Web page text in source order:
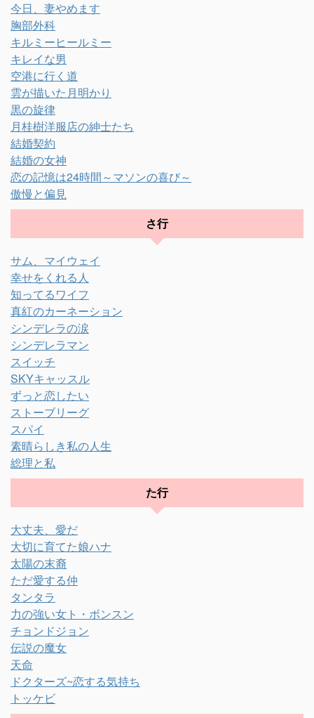
今日、妻やめます
胸部外科
キルミーヒールミー
キレイな男
空港に行く道
雲が描いた月明かり
黒の旋律
月桂樹洋服店の紳士たち
結婚契約
結婚の女神
恋の記憶は24時間～マソンの喜び～
傲慢と偏見
さ行
サム、マイウェイ
幸せをくれる人
知ってるワイフ
真紅のカーネーション
シンデレラの涙
シンデレラマン
スイッチ
SKYキャッスル
ずっと恋したい
ストーブリーグ
スパイ
素晴らしき私の人生
総理と私
た行
大丈夫、愛だ
大切に育てた娘ハナ
太陽の末裔
ただ愛する仲
タンタラ
力の強い女ト・ボンスン
チョンドジョン
伝説の魔女
天命
ドクターズ~恋する気持ち
トッケビ